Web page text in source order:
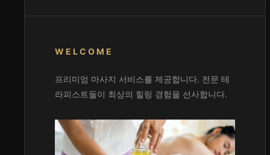
WELCOME
프리미엄 마사지 서비스를 제공합니다. 전문 테
라피스트들이 최상의 힐링 경험을 선사합니다.